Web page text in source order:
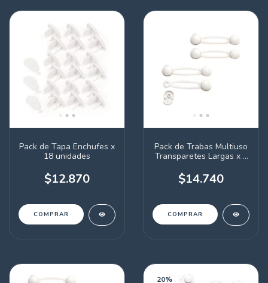
Pack de Tapa Enchufes x
18 unidades
$12.870
Pack de Trabas Multiuso
Transparetes Largas x 4
$14.740
20%